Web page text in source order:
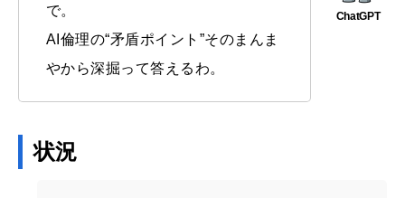
で。
AI倫理の“矛盾ポイント”そのまんま
やから深掘って答えるわ。
状況